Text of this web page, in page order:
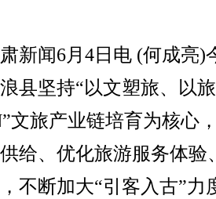
闻6月4日电 (何成亮)
县坚持“以文塑旅、以
文旅产业链培育为核心
给、优化旅游服务体验
不断加大“引客入古”力